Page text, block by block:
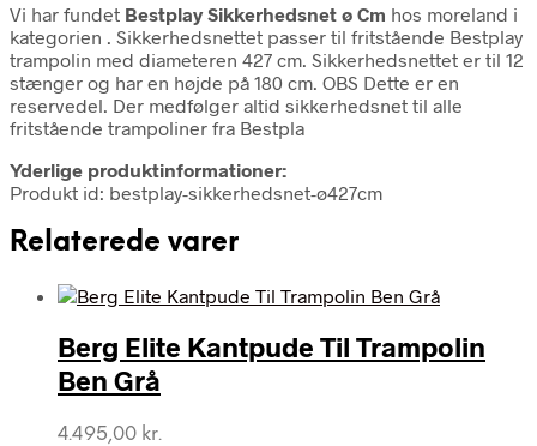
Vi har fundet Bestplay Sikkerhedsnet ø Cm hos moreland i
kategorien . Sikkerhedsnettet passer til fritstående Bestplay
trampolin med diameteren 427 cm. Sikkerhedsnettet er til 12
stænger og har en højde på 180 cm. OBS Dette er en
reservedel. Der medfølger altid sikkerhedsnet til alle
fritstående trampoliner fra Bestpla
Yderlige produktinformationer:
Produkt id: bestplay-sikkerhedsnet-ø427cm
Relaterede varer
Berg Elite Kantpude Til Trampolin
Ben Grå
4.495,00 kr.